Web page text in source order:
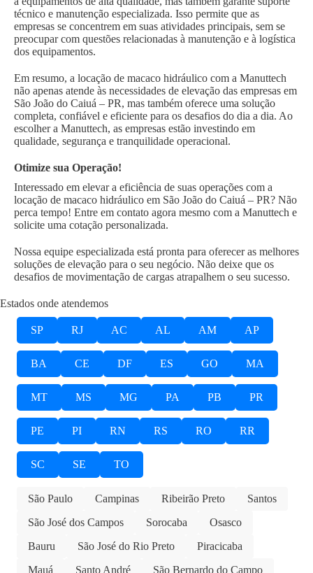
técnico e manutenção especializada. Isso permite que as
empresas se concentrem em suas atividades principais, sem se
preocupar com questões relacionadas à manutenção e à logística
dos equipamentos.
Em resumo, a locação de macaco hidráulico com a Manuttech
não apenas atende às necessidades de elevação das empresas em
São João do Caiuá – PR, mas também oferece uma solução
completa, confiável e eficiente para os desafios do dia a dia. Ao
escolher a Manuttech, as empresas estão investindo em
qualidade, segurança e tranquilidade operacional.
Otimize sua Operação!
Interessado em elevar a eficiência de suas operações com a
locação de macaco hidráulico em São João do Caiuá – PR? Não
perca tempo! Entre em contato agora mesmo com a Manuttech e
solicite uma cotação personalizada.
Nossa equipe especializada está pronta para oferecer as melhores
soluções de elevação para o seu negócio. Não deixe que os
desafios de movimentação de cargas atrapalhem o seu sucesso.
Estados onde atendemos
SP RJ AC AL AM AP
BA CE DF ES GO MA
MT MS MG PA PB PR
PE PI RN RS RO RR
SC SE TO
São Paulo Campinas Ribeirão Preto
Santos
São José dos Campos
Sorocaba
Osasco
Bauru
São José do Rio Preto
Piracicaba
Mauá
Santo André São Bernardo do Campo